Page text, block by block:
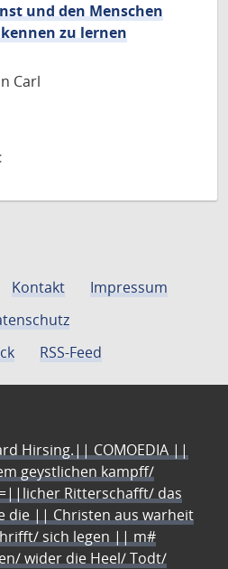
und den Menschen
zu lernen
Carl
Kontakt
Impressum
RSS-Feed
Hirsing.|| COMOEDIA ||
geystlichen kampff/
Ritterschafft/ das
die || Christen aus warheit
sich legen || m#
wider die Heel/ Todt/